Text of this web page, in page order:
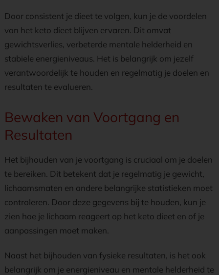
Door consistent je dieet te volgen, kun je de voordelen
van het keto dieet blijven ervaren. Dit omvat
gewichtsverlies, verbeterde mentale helderheid en
stabiele energieniveaus. Het is belangrijk om jezelf
verantwoordelijk te houden en regelmatig je doelen en
resultaten te evalueren.
Bewaken van Voortgang en
Resultaten
Het bijhouden van je voortgang is cruciaal om je doelen
te bereiken. Dit betekent dat je regelmatig je gewicht,
lichaamsmaten en andere belangrijke statistieken moet
controleren. Door deze gegevens bij te houden, kun je
zien hoe je lichaam reageert op het keto dieet en of je
aanpassingen moet maken.
Naast het bijhouden van fysieke resultaten, is het ook
belangrijk om je energieniveau en mentale helderheid te